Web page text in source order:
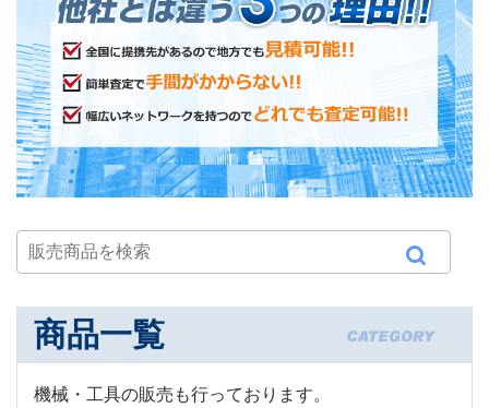
商品一覧
機械・工具の販売も行っております。